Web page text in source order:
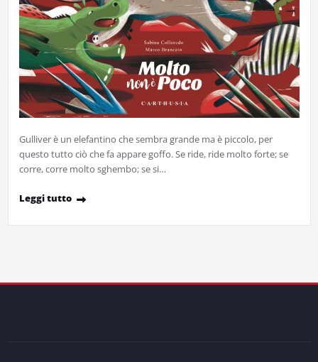
Gulliver è un elefantino che sembra grande ma è piccolo, per
questo tutto ciò che fa appare goffo. Se ride, ride molto forte; se
corre, corre molto sghembo; se si…
Leggi tutto